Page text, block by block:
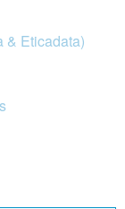
& Eticadata)